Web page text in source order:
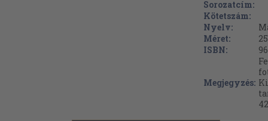
Sorozatcím:
Kötetszám:
Nyelv:
Méret:
ISBN:
Megjegyzés: